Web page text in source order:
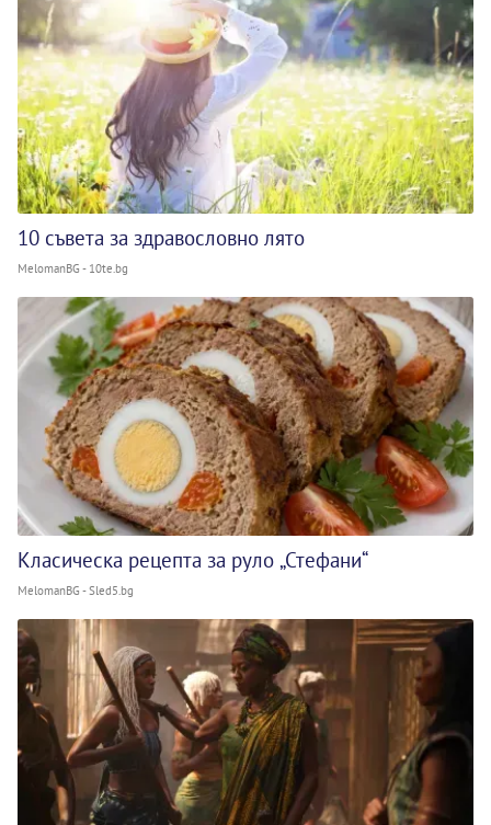
10 съвета за здравословно лято
MelomanBG - 10te.bg
Класическа рецепта за руло „Стефани“
MelomanBG - Sled5.bg